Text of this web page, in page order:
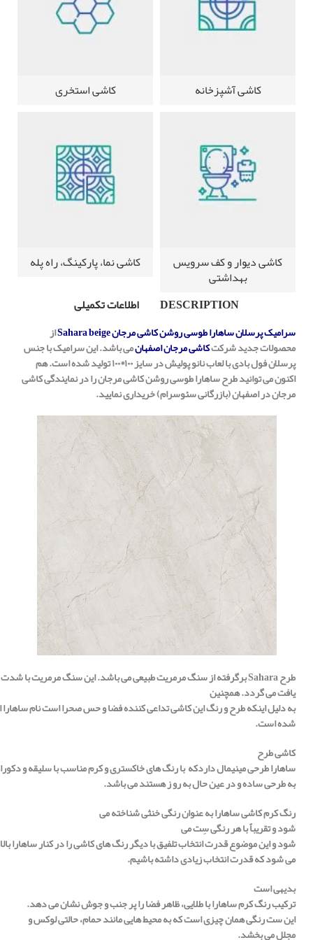
کاشی آشپزخانه کاشی استخری
کاشی دیوار و کف سرویس
بهداشتی
کاشی نما، پارکینگ، راه پله
DESCRIPTION
اطلاعات تکمیلی
سرامیک پرسلان ساهارا طوسی روشن کاشی مرجان Sahara beige از
محصولات جدید شرکتکاشی مرجان اصفهانمی باشد. این سرامیک با جنس
پرسلان فول بادی با لعاب نانو پولیش در سایز ۱۰۰*۱۰۰ تولید شده است. هم
اکنون می توانید طرح ساهارا طوسی روشن کاشی مرجان را در نمایندگی کاشی
مرجان در اصفهان (بازرگانی سئوسرام) خریداری نمایید.
طرحSaharaبرگرفتهازسنگمرمریتطبیعیمیباشد.اینسنگمرمریتباشدت
یافتمیگردد. همچنین
بهدلیلاینکهطرحورنگاینکاشیتداعیکنندهفضاوحسصحرااستنامساهارا
شده است.
کاشی طرح
ساهاراطرحیمینیمالداردکهبارنگهایخاکستریوکرممناسبباسلیقهو
بهطرحیسادهودرعینحالبهروزهستند می باشد.
رنگ کرم کاشی ساهارا به عنوانرنگیخنثیشناختهمی
شودوتقریباًباهررنگیسِتمی
شودواینموضوعقدرتانتخابتلفیقبادیگررنگهایکاشیرادرکنارساهارابالا
می شودکهقدرتانتخابزیادیداشتهباشیم.
بدیهی است
ترکیبرنگکرمساهاراباطلایی،ظاهرفضاراپرجنبوجوشنشانمی دهد.
اینسترنگیهمانچیزیاستکهبهمحیط هاییمانندحمام،حالتیلوکسو
مجللمی بخشد.